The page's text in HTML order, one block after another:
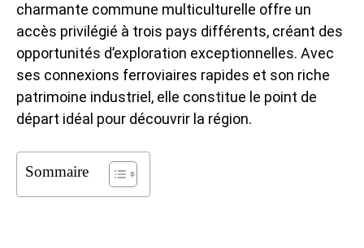
charmante commune multiculturelle offre un
accès privilégié à trois pays différents, créant des
opportunités d’exploration exceptionnelles. Avec
ses connexions ferroviaires rapides et son riche
patrimoine industriel, elle constitue le point de
départ idéal pour découvrir la région.
Sommaire